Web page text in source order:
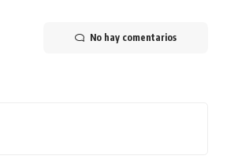
No hay comentarios